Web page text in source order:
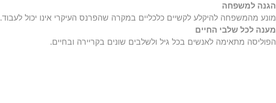
הגנה למשפחה
מונע מהמשפחה להיקלע לקשיים כלכליים במקרה שהפרנס העיקרי אינו יכול לעבוד.
מענה לכל שלבי החיים
הפוליסה מתאימה לאנשים בכל גיל ולשלבים שונים בקריירה ובחיים.